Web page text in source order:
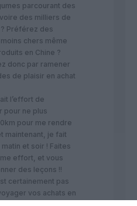
parcourant des
des milliers de
Préférez des
chers même
en Chine ?
donc par ramener
de plaisir en achat
l’effort de
pour ne plus
pour me rendre
maintenant, je fait
et soir ! Faites
effort, et vous
des leçons !!
certainement pas
vos achats en